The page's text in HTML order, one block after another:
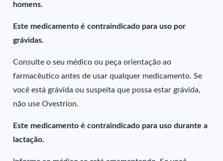
homens.
Este medicamento é contraindicado para uso por
grávidas.
Consulte o seu médico ou peça orientação ao
farmacêutico antes de usar qualquer medicamento. Se
você está grávida ou suspeita que possa estar grávida,
não use Ovestrion.
Este medicamento é contraindicado para uso durante a
lactação.